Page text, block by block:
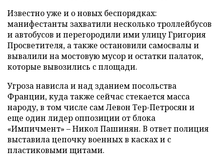
Известно уже и о новых беспорядках:
манифестанты захватили несколько троллейбусов
и автобусов и перегородили ими улицу Григория
Просветителя, а также остановили самосвалы и
вывалили на мостовую мусор и остатки палаток,
которые вывозились с площади.
Угроза нависла и над зданием посольства
Франции, куда также сейчас стекается масса
народу, в том числе сам Левон Тер-Петросян и
еще один лидер оппозиции от блока
«Импичмент» – Никол Пашинян. В ответ полиция
выставила цепочку военных в касках и с
пластиковыми щитами.